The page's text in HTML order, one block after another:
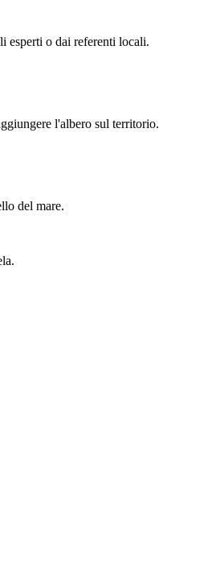
esperti o dai referenti locali.
l'albero sul territorio.
del mare.